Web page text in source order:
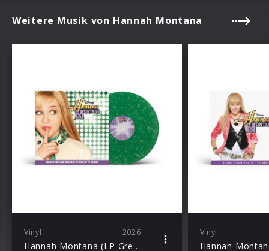
Weitere Musik von Hannah Montana
Vinyl 2026
Hannah Montana (LP Green Splatter)
Vinyl